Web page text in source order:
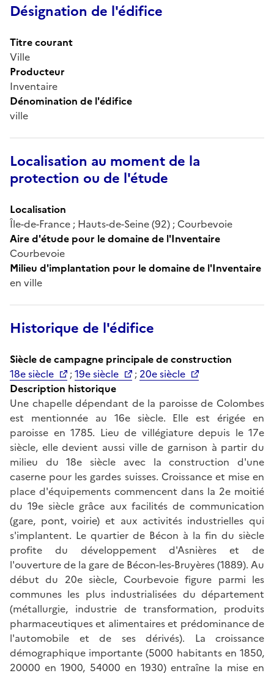
Désignation de l'édifice
Titre courant
Ville
Producteur
Inventaire
Dénomination de l'édifice
ville
Localisation au moment de la
protection ou de l'étude
Localisation
Île-de-France ; Hauts-de-Seine (92) ; Courbevoie
Aire d'étude pour le domaine de l'Inventaire
Courbevoie
Milieu d'implantation pour le domaine de l'Inventaire
en ville
Historique de l'édifice
Siècle de campagne principale de construction
18e siècle
;19e siècle ; 20e siècle
Description historique
Une chapelle dépendant de la paroisse de Colombes
est mentionnée au 16e siècle. Elle est érigée en
paroisse en 1785. Lieu de villégiature depuis le 17e
siècle, elle devient aussi ville de garnison à partir du
milieu du 18e siècle avec la construction d'une
caserne pour les gardes suisses. Croissance et mise en
place d'équipements commencent dans la 2e moitié
du 19e siècle grâce aux facilités de communication
(gare, pont, voirie) et aux activités industrielles qui
s'implantent. Le quartier de Bécon à la fin du siècle
profite du développement d'Asnières et de
l'ouverture de la gare de Bécon-les-Bruyères (1889). Au
début du 20e siècle, Courbevoie figure parmi les
communes les plus industrialisées du département
(métallurgie, industrie de transformation, produits
pharmaceutiques et alimentaires et prédominance de
l'automobile et de ses dérivés). La croissance
démographique importante (5000 habitants en 1850,
20000 en 1900, 54000 en 1930) entraîne la mise en